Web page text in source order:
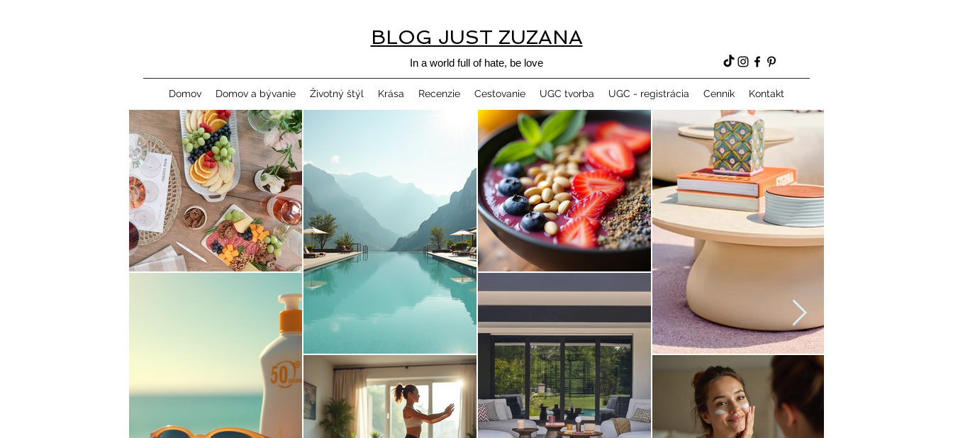
BLOG JUST ZUZANA
In a world full of hate, be love
Domov Domov a bývanie Životný štýl Krása Recenzie Cestovanie UGC tvorba UGC - registrácia Cenník Kontakt